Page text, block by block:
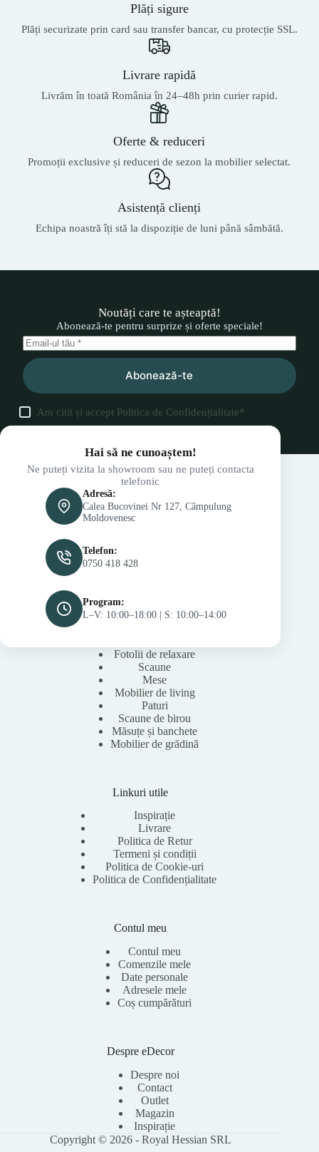
Plăți sigure
Plăți securizate prin card sau transfer bancar, cu protecție SSL.
Livrare rapidă
Livrăm în toată România în 24–48h prin curier rapid.
Oferte & reduceri
Promoții exclusive și reduceri de sezon la mobilier selectat.
Asistență clienți
Echipa noastră îți stă la dispoziție de luni până sâmbătă.
Noutăți care te așteaptă!
Abonează-te pentru surprize și oferte speciale!
Abonează-te
Am citit și accept Politica de Confidențialitate*
Hai să ne cunoaștem!
Ne puteți vizita la showroom sau ne puteți contacta
telefonic
Adresă:
Calea Bucovinei Nr 127, Câmpulung
Moldovenesc
Telefon:
0750 418 428
Program:
L–V: 10:00–18:00 | S: 10:00–14:00
Fotolii de relaxare
Scaune
Mese
Mobilier de living
Paturi
Scaune de birou
Măsuțe și banchete
Mobilier de grădină
Linkuri utile
Inspirație
Livrare
Politica de Retur
Termeni și condiții
Politica de Cookie-uri
Politica de Confidențialitate
Contul meu
Contul meu
Comenzile mele
Date personale
Adresele mele
Coș cumpărături
Despre eDecor
Despre noi
Contact
Outlet
Magazin
Inspirație
Copyright © 2026 - Royal Hessian SRL